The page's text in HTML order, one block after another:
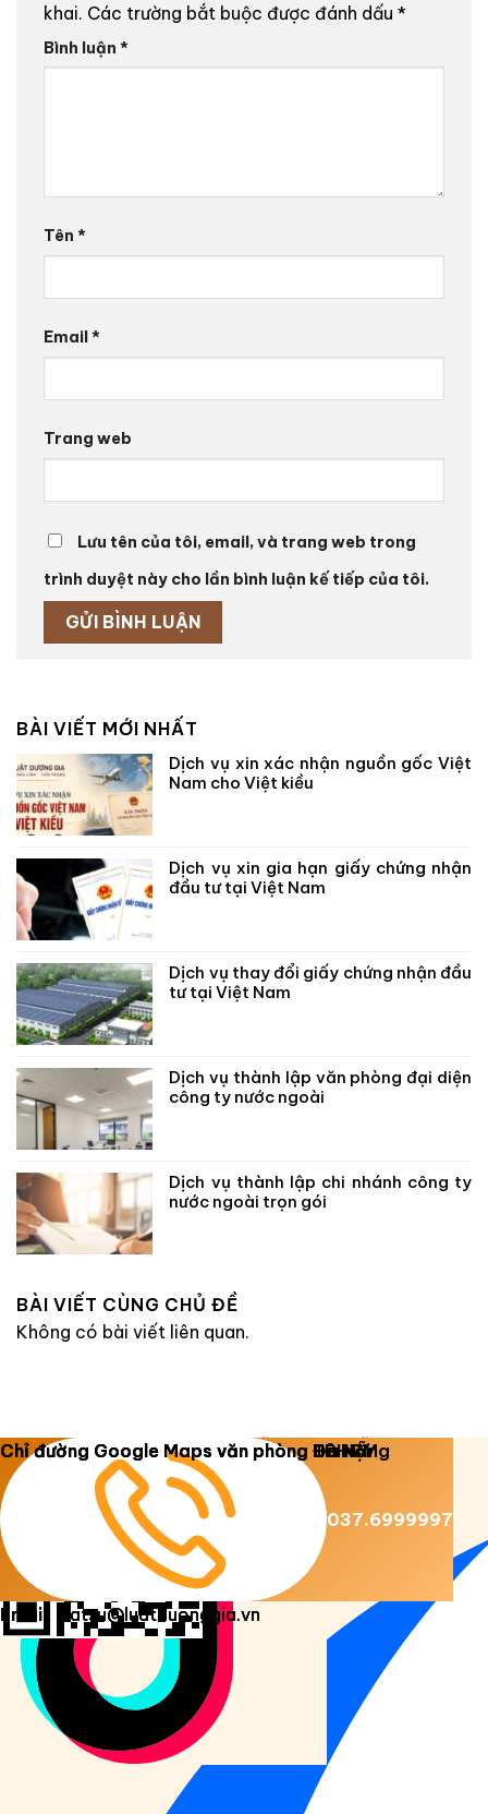
khai. Các trường bắt buộc được đánh dấu *
Bình luận *
Tên *
Email*
Trang web
Lưu tên của tôi, email, và trang web trong
trình duyệt này cho lần bình luận kế tiếp của tôi.
BÀI VIẾT MỚI NHẤT
Dịch vụ xin xác nhận nguồn gốc Việt
Nam cho Việt kiều
Dịch vụ xin gia hạn giấy chứng nhận
đầu tư tại Việt Nam
Dịch vụ thay đổi giấy chứng nhận đầu
tư tại Việt Nam
Dịch vụ thành lập văn phòng đại diện
công ty nước ngoài
Dịch vụ thành lập chi nhánh công ty
nước ngoài trọn gói
BÀI VIẾT CÙNG CHỦ ĐỀ
Không có bài viết liên quan.
Copyright 2026 © Luật Dương Gia